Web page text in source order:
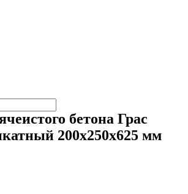
бетона Грас
200х250х625 мм